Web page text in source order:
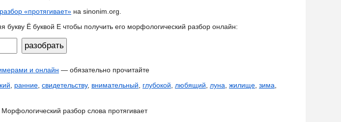
«протягивает» на sinonim.org.
букву Ё буквой Е чтобы получить его морфологический разбор онлайн:
и онлайн — обязательно прочитайте
ранние свидетельству, внимательный глубокой любящий луна жилище зима
Морфологический разбор слова протягивает